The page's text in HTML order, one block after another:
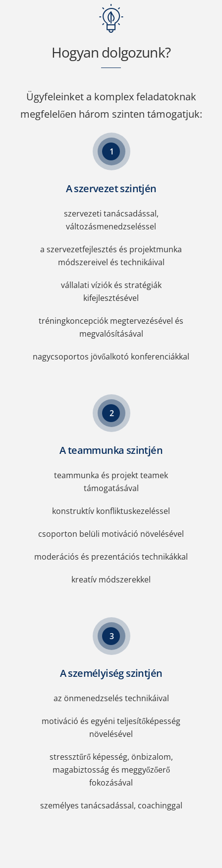
Hogyan dolgozunk?
Ügyfeleinket a komplex feladatoknak
megfelelően három szinten támogatjuk:
1
A szervezet szintjén
szervezeti tanácsadással,
változásmenedzseléssel
a szervezetfejlesztés és projektmunka
módszereivel és technikáival
vállalati víziók és stratégiák
kifejlesztésével
tréningkoncepciók megtervezésével és
megvalósításával
nagycsoportos jövőalkotó konferenciákkal
2
A teammunka szintjén
teammunka és projekt teamek
támogatásával
konstruktív konfliktuskezeléssel
csoporton belüli motiváció növelésével
moderációs és prezentációs technikákkal
kreatív módszerekkel
3
A személyiség szintjén
az önmenedzselés technikáival
motiváció és egyéni teljesítőképesség
növelésével
stressztűrő képesség, önbizalom,
magabiztosság és meggyőzőerő
fokozásával
személyes tanácsadással, coachinggal